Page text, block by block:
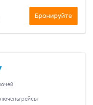
Бронируйте
рейсы